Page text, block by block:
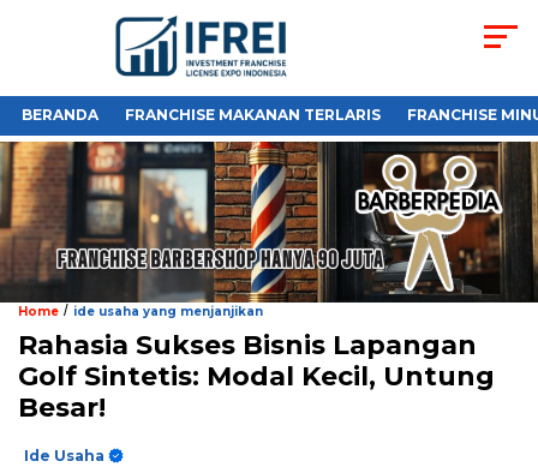
BERANDA FRANCHISE MAKANAN TERLARIS FRANCHISE
Home / ide usaha yang menjanjikan
Rahasia Sukses Bisnis Lapangan
Golf Sintetis: Modal Kecil, Untung
Besar!
Ide Usaha